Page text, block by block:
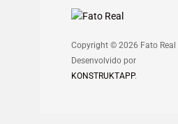
Copyright © 2026 Fato Real
Desenvolvido por
KONSTRUKTAPP.